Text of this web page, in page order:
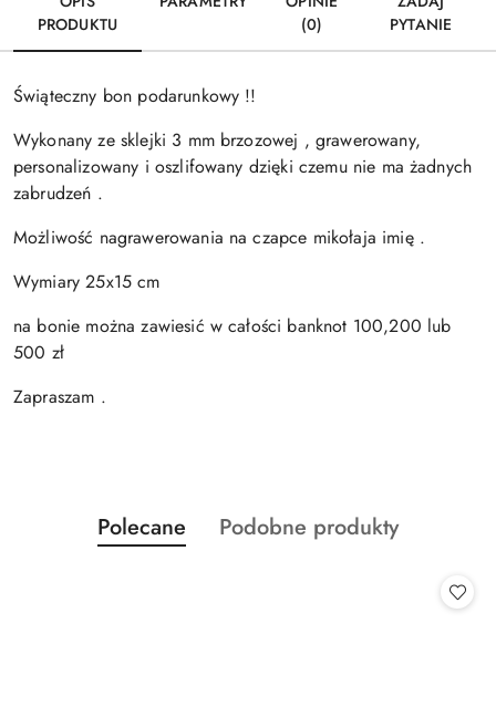
PRODUKTU
(0)
PYTANIE
Świąteczny bon podarunkowy !!
Wykonany ze sklejki 3 mm brzozowej , grawerowany,
personalizowany i oszlifowany dzięki czemu nie ma żadnych
zabrudzeń .
Możliwość nagrawerowania na czapce mikołaja imię .
Wymiary 25x15 cm
na bonie można zawiesić w całości banknot 100,200 lub
500 zł
Zapraszam .
Pomiń karuzelę produktów
Produkty
o
Polecane
Produkty
Podobne produkty